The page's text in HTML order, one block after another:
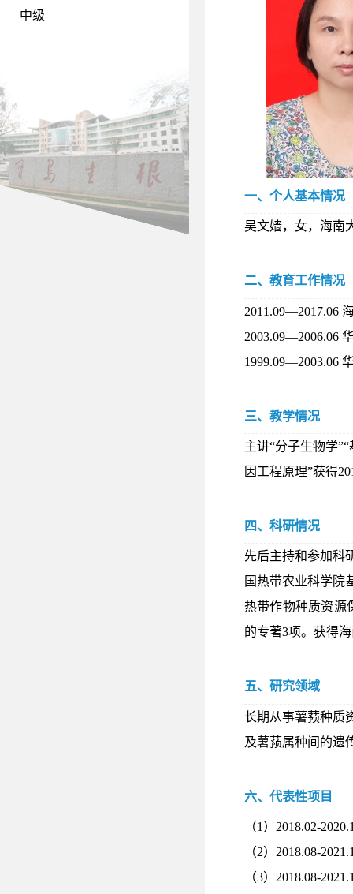
中级
一、个人基本情况
吴文嫱，女，海南
二、教育工作情况
2011.09—2017.06
2003.09—2006.06
1999.09—2003.06
三、教学情况
主讲“分子生物学
因工程原理”获得
四、科研情况
先后主持和参加科
国热带农业科学院
热带作物种质资源
的专著3项。获得
五、研究领域
长期从事薯蓣种质
及薯蓣属种间的遗
六、代表性项目
（1 ） 2018.02-
（2） 2018.08-
（3） 2018.08-